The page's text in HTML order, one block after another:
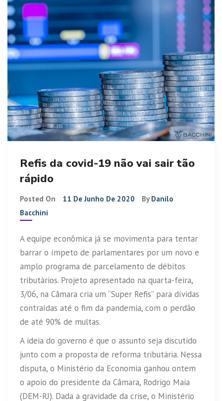
Refis da covid-19 não vai sair tão
rápido
Posted On 11 De Junho De 2020 By Danilo
Bacchini
A equipe econômica já se movimenta para tentar
barrar o ímpeto de parlamentares por um novo e
amplo programa de parcelamento de débitos
tributários. Projeto apresentado na quarta-feira,
3/06, na Câmara cria um “Super Refis” para dívidas
contraídas até o fim da pandemia, com o perdão
de até 90% de multas.
A ideia do governo é que o assunto seja discutido
junto com a proposta de reforma tributária. Nessa
disputa, o Ministério da Economia ganhou ontem
o apoio do presidente da Câmara, Rodrigo Maia
(DEM-RJ). Dada a gravidade da crise, o Ministério